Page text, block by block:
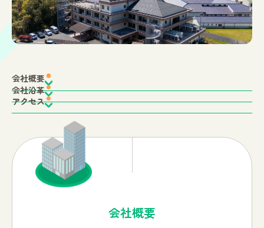
会社概要
会社沿革
アクセス
会社概要